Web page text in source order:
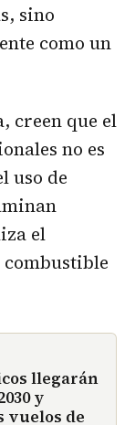
sino
como un
creen que el
no es
uso de
el
llegarán
y
vuelos de